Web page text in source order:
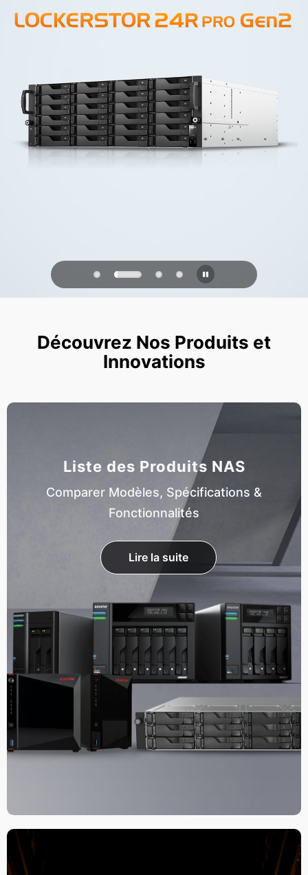
quantiques du futur
Découvrez Nos Produits et
Innovations
Liste des Produits NAS
Comparer Modèles, Spécifications &
Fonctionnalités
Lire la suite